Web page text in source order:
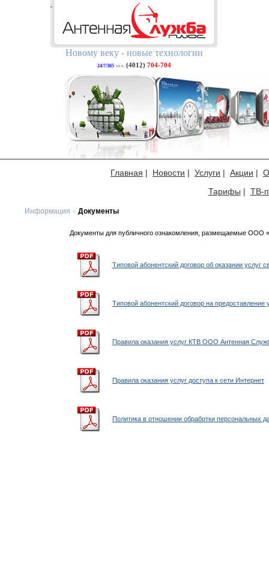
Новому веку - новые технологии
24/7/365 тел. (4012)704-704
Главная | Новости | Услуги | Акции |
Тарифы | ТВ-
Информация » Документы
Документы для публичного ознакомления, размещаемые ООО
Типовой абонентский договор об оказании услуг
Типовой абонентский договор на предоставление
Правила оказания услуг КТВ ООО Антенная
Правила оказания услуг доступа к сети Интернет
Политика в отношении обработки персональных